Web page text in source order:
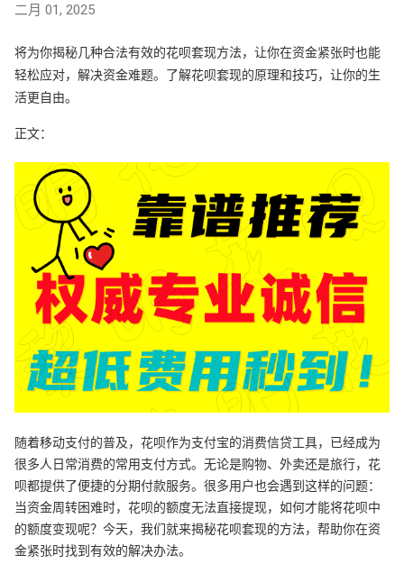
二月 01, 2025
将为你揭秘几种合法有效的花呗套现方法，让你在资金紧张时也能
轻松应对，解决资金难题。了解花呗套现的原理和技巧，让你的生
活更自由。
正文：
随着移动支付的普及，花呗作为支付宝的消费信贷工具，已经成为
很多人日常消费的常用支付方式。无论是购物、外卖还是旅行，花
呗都提供了便捷的分期付款服务。很多用户也会遇到这样的问题：
当资金周转困难时，花呗的额度无法直接提现，如何才能将花呗中
的额度变现呢？今天，我们就来揭秘花呗套现的方法，帮助你在资
金紧张时找到有效的解决办法。